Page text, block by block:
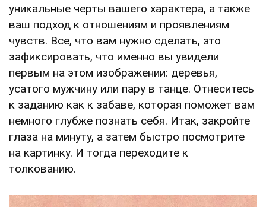
уникальные черты вашего характера, а также
ваш подход к отношениям и проявлениям
чувств. Все, что вам нужно сделать, это
зафиксировать, что именно вы увидели
первым на этом изображении: деревья,
усатого мужчину или пару в танце. Отнеситесь
к заданию как к забаве, которая поможет вам
немного глубже познать себя. Итак, закройте
глаза на минуту, а затем быстро посмотрите
на картинку. И тогда переходите к
толкованию.